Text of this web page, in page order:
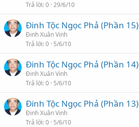
Trả lời 0 29/6/10
Đinh Tộc Ngọc Phả (Phần 15)
Đinh Xuân Vinh
Trả lời 0 5/6/10
Đinh Tộc Ngọc Phả (Phần 14)
Đinh Xuân Vinh
Trả lời 0 5/6/10
Đinh Tộc Ngọc Phả (Phần 13)
Đinh Xuân Vinh
Trả lời 0 5/6/10